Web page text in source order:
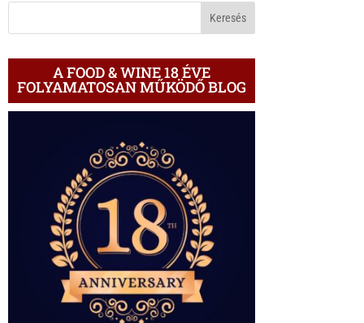
BLOGON
A FOOD & WINE 18 ÉVE
FOLYAMATOSAN MŰKÖDŐ BLOG